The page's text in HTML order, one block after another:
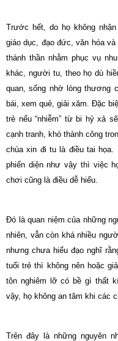
Trước hết, do họ không
giáo dục, đạo đức, văn hóa
thánh thần nhằm phục vụ
khác, người tu, theohọ dù
quan, sống nhờ lòng thương
bái, xem quẻ, giải xăm. Đặc
trẻ nếu “nhiễm” từ bi hỷ xả
cạnh tranh, khó thành công
chùa xin đi tu là điều tai họa.
phiến diện như vậy thì việc
chơi cũng là điều dễ hiểu.
Đó là quan niệm của những
nhiên, vẫn còn khá nhiều
nhưng chưa hiểu đạo nghĩ
tuổi trẻ thì không nên hoặc
tôn nghiêm lỡ có bề gì thất
vậy, họ không an tâm khi các
Trên đây là những nguyên